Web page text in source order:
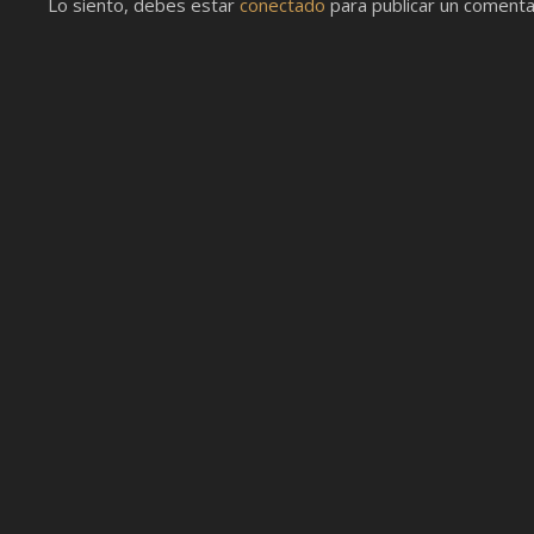
Lo siento, debes estar conectado para publicar un